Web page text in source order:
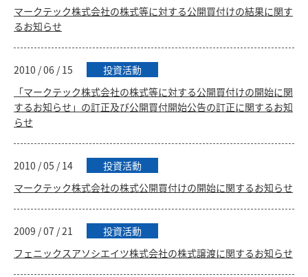
マークテック株式会社の株式等に対する公開買付けの結果に関す
るお知らせ
2010 / 06 / 15
投資活動
「マークテック株式会社の株式等に対する公開買付けの開始に関
するお知らせ」の訂正及び公開買付開始公告の訂正に関するお知
らせ
2010 / 05 / 14
投資活動
マークテック株式会社の株式公開買付けの開始に関するお知らせ
2009 / 07 / 21
投資活動
フェニックスアソシエイツ株式会社の株式譲渡に関するお知らせ